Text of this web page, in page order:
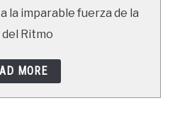
la imparable fuerza de la
del Ritmo
MORE